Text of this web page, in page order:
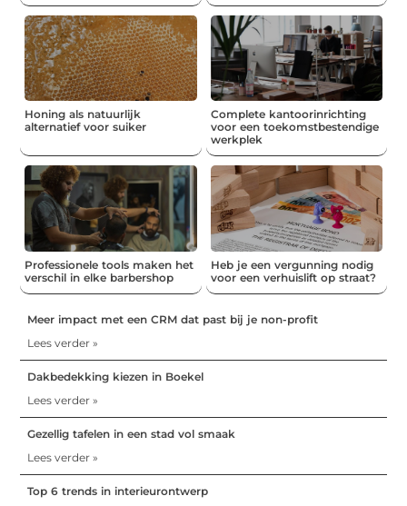
Honing als natuurlijk
alternatief voor suiker
Complete kantoorinrichting
voor een toekomstbestendige
werkplek
Professionele tools maken het
verschil in elke barbershop
Heb je een vergunning nodig
voor een verhuislift op straat?
Meer impact met een CRM dat past bij je non-profit
Lees verder »
Dakbedekking kiezen in Boekel
Lees verder »
Gezellig tafelen in een stad vol smaak
Lees verder »
Top 6 trends in interieurontwerp